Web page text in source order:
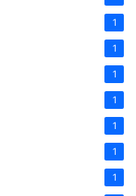
1
1
1
1
1
1
1